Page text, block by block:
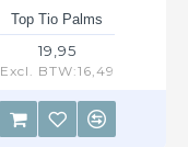
Top Tio Palms
19,95
Excl. BTW:16,49